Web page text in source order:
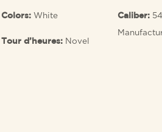
Colors: White
Tour d’heures: Novel
Caliber: